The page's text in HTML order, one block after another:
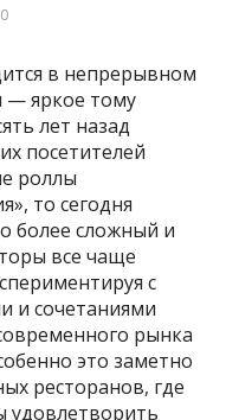
в непрерывном
— яркое тому
лет назад
посетителей
роллы
то сегодня
более сложный и
все чаще
с
и сочетаниями
рынка
это заметно
ресторанов, где
удовлетворить